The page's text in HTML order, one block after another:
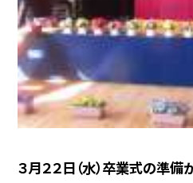
３月２２日（水）卒業式の準備